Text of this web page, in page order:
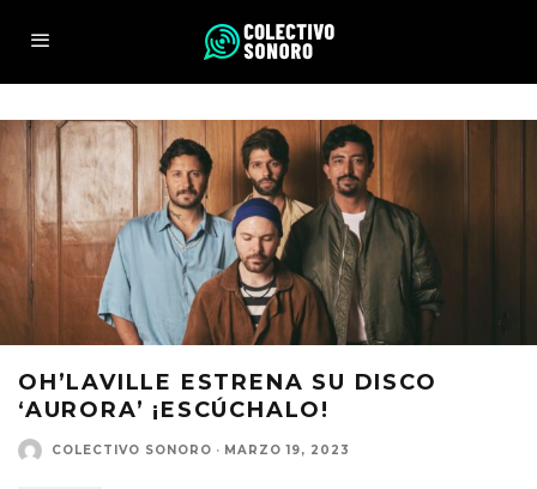
OH’LAVILLE ESTRENA SU DISCO
‘AURORA’ ¡ESCÚCHALO!
COLECTIVO SONORO · MARZO 19, 2023